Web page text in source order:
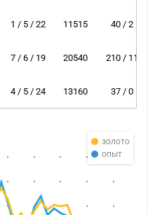
1 / 5 / 22 11515 40 / 2
7 / 6 / 19 20540 210 / 11
4 / 5 / 24 13160 37 / 0
золото
опыт